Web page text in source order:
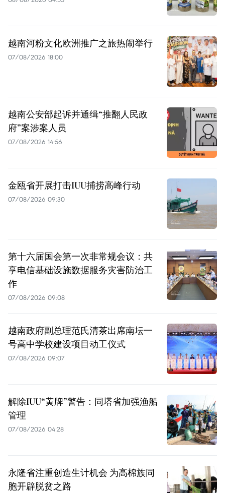
越南河粉文化欧洲推广之旅热闹举行
07/08/2026 18:00
越南公安部起诉并通缉“推翻人民政
府”案涉案人员
07/08/2026 14:56
金瓯省开展打击IUU捕捞高峰行动
07/08/2026 09:30
第十六届国会第一次非常规会议：共
享电信基础设施数据服务灾害防治工
作
07/08/2026 09:08
越南政府副总理范氏清茶出席南坛一
号高中学校建设项目动工仪式
07/08/2026 09:07
解除IUU“黄牌”警告：同塔省加强渔船
管理
07/08/2026 04:28
永隆省注重创造生计机会 为高棉族同
胞开辟脱贫之路